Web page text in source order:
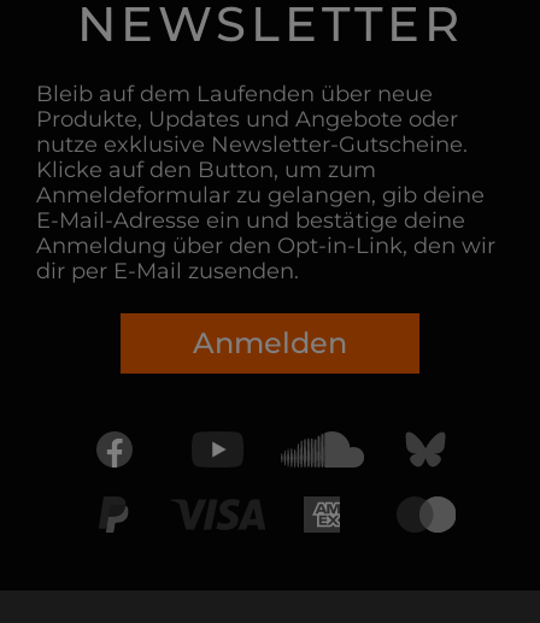
NEWSLETTER
Bleib auf dem Laufenden über neue
Produkte, Updates und Angebote oder
nutze exklusive Newsletter-Gutscheine.
Klicke auf den Button, um zum
Anmeldeformular zu gelangen, gib deine
E-Mail-Adresse ein und bestätige deine
Anmeldung über den Opt-in-Link, den wir
dir per E-Mail zusenden.
Anmelden